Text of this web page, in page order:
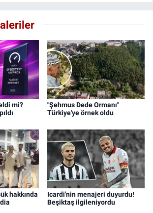
mi?
"Şehmus Dede Ormanı"
Türkiye'ye örnek oldu
hakkında
Icardi'nin menajeri duyurdu!
Beşiktaş ilgileniyordu